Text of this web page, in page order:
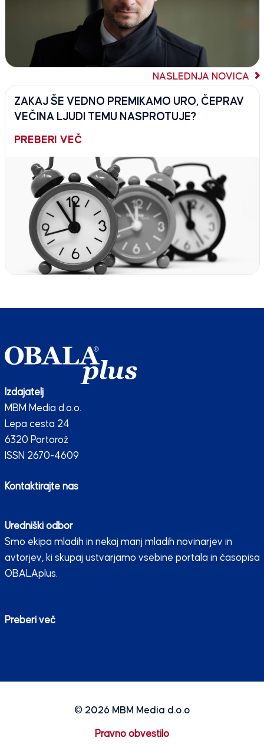
NASLEDNJA NOVICA
ZAKAJ ŠE VEDNO PREMIKAMO URO, ČEPRAV
VEČINA LJUDI TEMU NASPROTUJE?
PREBERI VEČ
Izdajatelj
MBM Media d.o.o.
Lepa cesta 24
6320 Portorož
ISSN 2670-4609
Kontaktirajte nas
Uredniški odbor
Smo ekipa mladih in nekaj manj mladih novinarjev in
avtorjev, ki skupaj ustvarjamo vsebine portala in časopisa
OBALAplus.
Preberi več
© 2026 MBM Media d.o.o
Pravno obvestilo